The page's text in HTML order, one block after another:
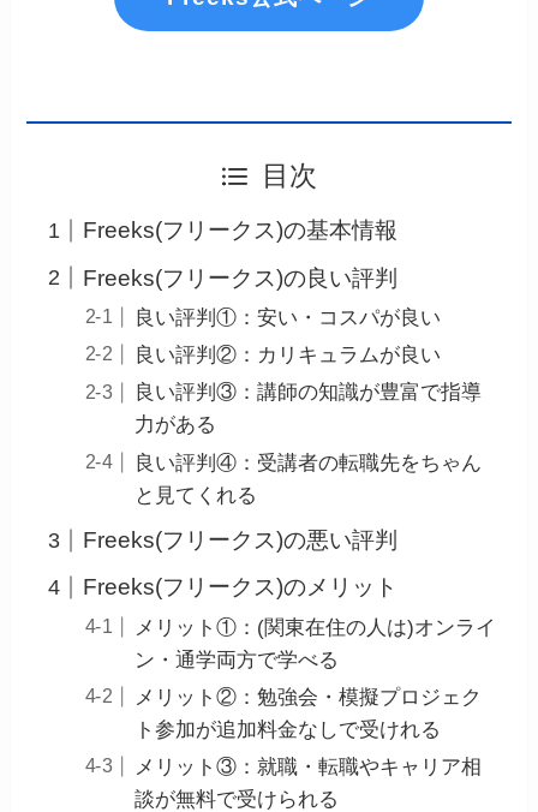
目次
Freeks(フリークス)の基本情報
Freeks(フリークス)の良い評判
良い評判①：安い・コスパが良い
良い評判②：カリキュラムが良い
良い評判③：講師の知識が豊富で指導
力がある
良い評判④：受講者の転職先をちゃん
と見てくれる
Freeks(フリークス)の悪い評判
Freeks(フリークス)のメリット
メリット①：(関東在住の人は)オンライ
ン・通学両方で学べる
メリット②：勉強会・模擬プロジェク
ト参加が追加料金なしで受けれる
メリット③：就職・転職やキャリア相
談が無料で受けられる